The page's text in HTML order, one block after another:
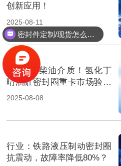
创新应用！
2025-08-11
抗150℃柴油介质！氢化丁
晴油缸密封圈重卡市场验证‌
！
2025-08-08
行业‌：铁路液压制动密封圈
抗震动，故障率降低80%？